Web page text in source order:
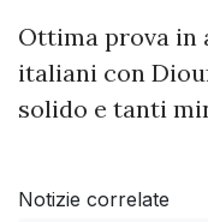
Ottima prova
italiani con
solido e tanti
Notizie correlate